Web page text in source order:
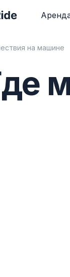
на машине